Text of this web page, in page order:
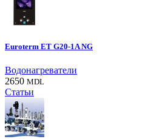
Euroterm ET G20-1A NG
Водонагреватели
2650 MDL
Статьи